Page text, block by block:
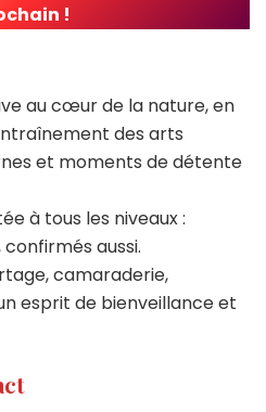
!
au cœur de la nature, en
des arts
et moments de détente
à tous les niveaux :
aussi.
camaraderie,
esprit de bienveillance et